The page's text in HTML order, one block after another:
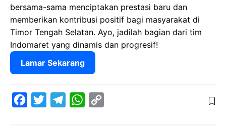
bersama-sama menciptakan prestasi baru dan
memberikan kontribusi positif bagi masyarakat di
Timor Tengah Selatan. Ayo, jadilah bagian dari tim
Indomaret yang dinamis dan progresif!
Lamar Sekarang
W